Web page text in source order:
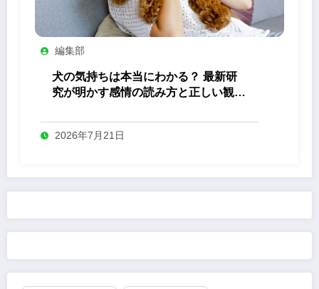
編集部
犬の気持ちは本当にわかる？ 最新研
究が明かす感情の読み方と正しい観察
2026年7月21日